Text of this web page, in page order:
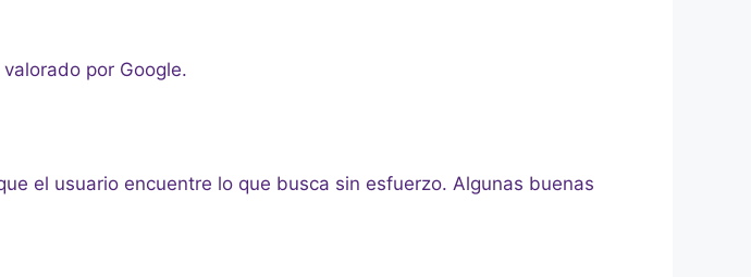
por Google.
el usuario encuentre lo que busca sin esfuerzo. Algunas buenas